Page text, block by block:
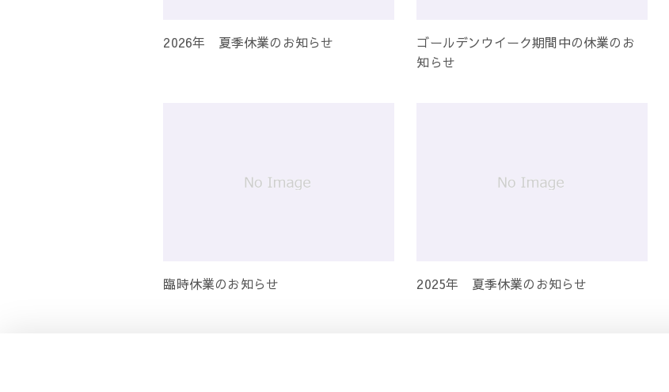
2026年 夏季休業のお知らせ
ゴールデンウイーク期間中の休業のお
知らせ
臨時休業のお知らせ 2025年 夏季休業のお知らせ